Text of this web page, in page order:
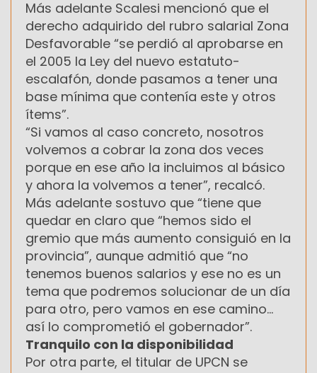
Más adelante Scalesi mencionó que el
derecho adquirido del rubro salarial Zona
Desfavorable “se perdió al aprobarse en
el 2005 la Ley del nuevo estatuto-
escalafón, donde pasamos a tener una
base mínima que contenía este y otros
ítems”.
“Si vamos al caso concreto, nosotros
volvemos a cobrar la zona dos veces
porque en ese año la incluimos al básico
y ahora la volvemos a tener”, recalcó.
Más adelante sostuvo que “tiene que
quedar en claro que “hemos sido el
gremio que más aumento consiguió en la
provincia”, aunque admitió que “no
tenemos buenos salarios y ese no es un
tema que podremos solucionar de un día
para otro, pero vamos en ese camino…
así lo comprometió el gobernador”.
Tranquilo con la disponibilidad
Por otra parte, el titular de UPCN se